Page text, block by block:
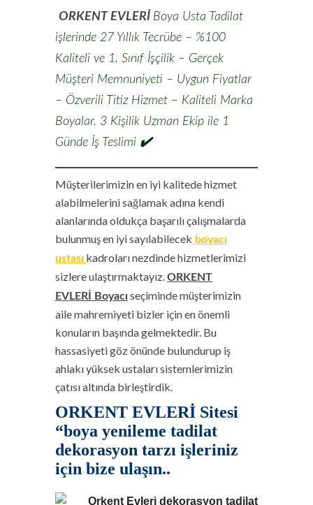
ORKENT EVLERİ Boya Usta Tadilat
işlerinde 27 Yıllık Tecrübe – %100
Kaliteli ve 1. Sınıf İşçilik – Gerçek
Müşteri Memnuniyeti – Uygun Fiyatlar
– Özverili Titiz Hizmet – Kaliteli Marka
Boyalar. 3 Kişilik Uzman Ekip ile 1
Günde İş Teslimi ✔️
Müşterilerimizin en iyi kalitede hizmet
alabilmelerini sağlamak adına kendi
alanlarında oldukça başarılı çalışmalarda
bulunmuş en iyi sayılabilecek boyacı
ustası kadroları nezdinde hizmetlerimizi
sizlere ulaştırmaktayız.ORKENT
EVLERİ
Boyacı seçiminde müşterimizin
aile mahremiyeti bizler için en önemli
konuların başında gelmektedir. Bu
hassasiyeti göz önünde bulundurup iş
ahlakı yüksek ustaları sistemlerimizin
çatısı altında birleştirdik.
ORKENT EVLERİ Sitesi
“boya yenileme tadilat
dekorasyon tarzı işleriniz
için bize ulaşın..